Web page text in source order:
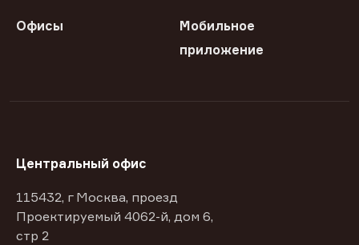
Офисы
Мобильное
приложение
Центральный офис
115432, г Москва, проезд
Проектируемый 4062-й, дом 6,
стр 2